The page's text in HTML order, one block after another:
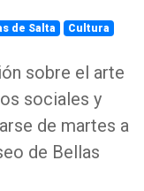
de Salta
Cultura
sobre el arte
sociales y
de martes a
de Bellas